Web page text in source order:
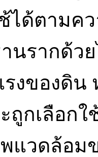
ได้ตามค
นรากด้ว
งของดิน
ถูกเลือก
แวดล้อม